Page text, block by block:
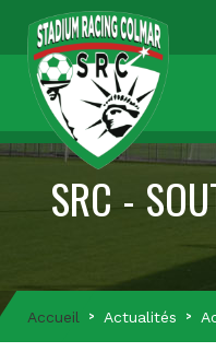
SRC -
Accueil Actualités